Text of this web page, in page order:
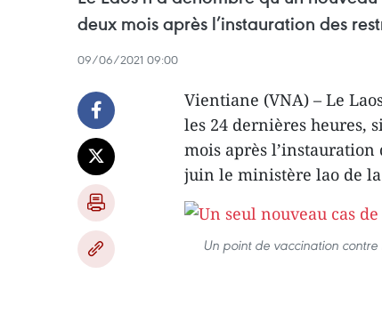
deux mois après l’instauration des
09/06/2021 09:00
Vientiane (VNA) – Le
les 24 dernières heures,
mois après
juin le ministère lao de la
Un point de vaccination